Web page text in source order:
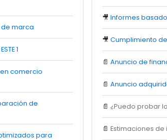
de marca
1
comercio
de
para
🎥Informes
🎥Cumplimiento
📄Anuncio de
📄Anuncio
📄 ¿Puedo probar
📄Estimaciones